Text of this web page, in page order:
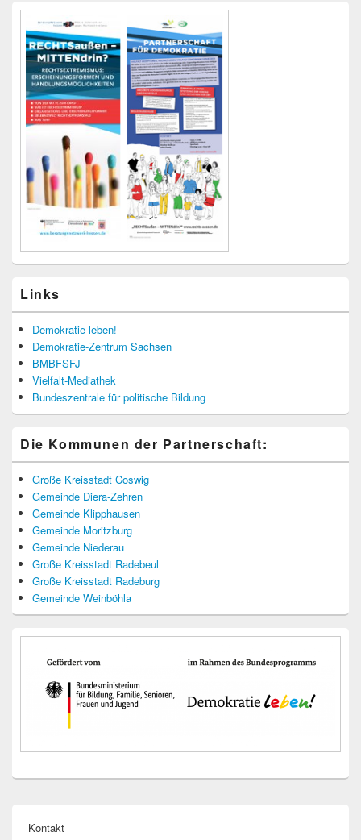
Links
Demokratie leben!
Demokratie-Zentrum Sachsen
BMBFSFJ
Vielfalt-Mediathek
Bundeszentrale für politische Bildung
Die Kommunen der Partnerschaft:
Große Kreisstadt Coswig
Gemeinde Diera-Zehren
Gemeinde Klipphausen
Gemeinde Moritzburg
Gemeinde Niederau
Große Kreisstadt Radebeul
Große Kreisstadt Radeburg
Gemeinde Weinböhla
Kontakt